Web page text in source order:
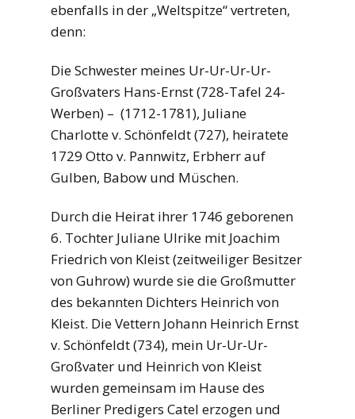
ebenfalls in der „Weltspitze“ vertreten,
denn:
Die Schwester meines Ur-Ur-Ur-Ur-
Großvaters Hans-Ernst (728-Tafel 24-
Werben) – (1712-1781), Juliane
Charlotte v. Schönfeldt (727), heiratete
1729 Otto v. Pannwitz, Erbherr auf
Gulben, Babow und Müschen.
Durch die Heirat ihrer 1746 geborenen
6. Tochter Juliane Ulrike mit Joachim
Friedrich von Kleist (zeitweiliger Besitzer
von Guhrow) wurde sie die Großmutter
des bekannten Dichters Heinrich von
Kleist. Die Vettern Johann Heinrich Ernst
v. Schönfeldt (734), mein Ur-Ur-Ur-
Großvater und Heinrich von Kleist
wurden gemeinsam im Hause des
Berliner Predigers Catel erzogen und